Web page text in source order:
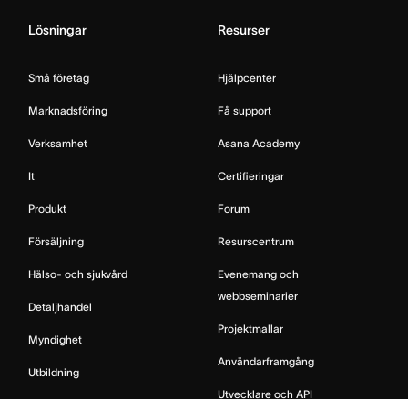
Lösningar
Små företag
Marknadsföring
Verksamhet
It
Produkt
Försäljning
Hälso- och sjukvård
Detaljhandel
Myndighet
Utbildning
Resurser
Hjälpcenter
Få support
Asana Academy
Certifieringar
Forum
Resurscentrum
Evenemang och
webbseminarier
Projektmallar
Användarframgång
Utvecklare och API